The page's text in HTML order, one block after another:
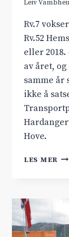
Leiv
Rv.7
Rv.52
eller
av året,
samme år
ikke å
Hove.
LES MER